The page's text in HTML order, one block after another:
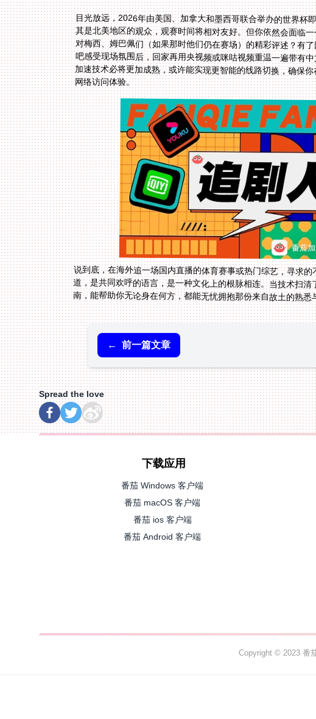
目光放远，2026年由美国、加拿大和墨西哥联合举办的世界
其是北美地区的观众，观赛时间将相对友好。但你依然会面临
对梅西、姆巴佩们（如果那时他们仍在赛场）的精彩评述？有
吧感受现场氛围后，回家再用央视频或咪咕视频重温一遍带有
加速技术必将更加成熟，或许能实现更智能的线路切换，确保
网络访问体验。
说到底，在海外追一场国内直播的体育赛事或热门综艺，寻求
道，是共同欢呼的语言，是一种文化上的根脉相连。当技术扫
南，能帮助你无论身在何方，都能无忧拥抱那份来自故土的熟悉
← 前一篇文章
Spread the love
下载应用
番茄 Windows 客户端
番茄 macOS 客户端
番茄 ios 客户端
番茄 Android 客户端
Copyright © 2023 番